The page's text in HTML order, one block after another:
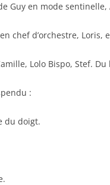
Guy en mode sentinelle,
chef d’orchestre, Loris,
Lolo Bispo, Stef.
:
du doigt.